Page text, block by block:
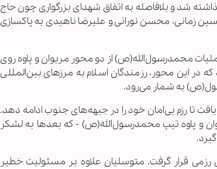
شد و بلافاصله به اتفاق شهدای بزرگواری چون حاج
زمانی، محسن نورانی و علیرضا ناهیدی به پاکسازی
حذف باند بنی‌صدر از دستگاه اجرایی کشور - در دی ماه 1360 عملیات محمدرسول‌الله(ص) از دو محور مریوان و پاوه روی
محور، رزمندگان اسلام به مرزهای بین‌المللی
حج، ماموریت یافت تا رزم بی‌امان خود را در جبهه‌های جنوب ادامه دهد.
و پاوه تیپ محمدرسول‌الله(ص) - که بعدها به لشکر
قرار گرفت. متوسلیان علاوه بر مسئولیت خطیر